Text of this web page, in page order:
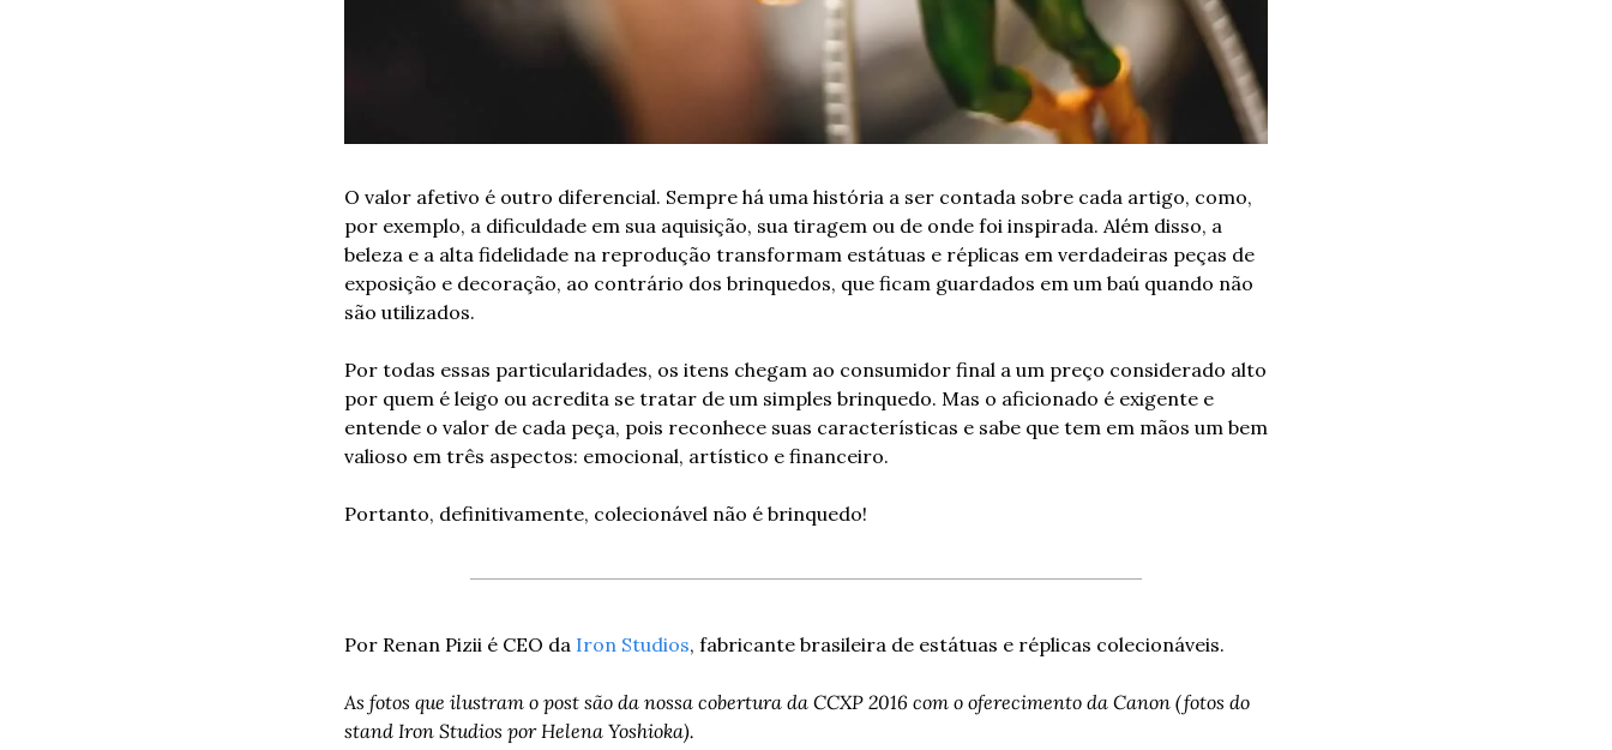
O valor afetivo é outro diferencial. Sempre há uma história a ser contada sobre cada artigo, como,
por exemplo, a dificuldade em sua aquisição, sua tiragem ou de onde foi inspirada. Além disso, a
beleza e a alta fidelidade na reprodução transformam estátuas e réplicas em verdadeiras peças de
exposição e decoração, ao contrário dos brinquedos, que ficam guardados em um baú quando não
são utilizados.
Por todas essas particularidades, os itens chegam ao consumidor final a um preço considerado alto
por quem é leigo ou acredita se tratar de um simples brinquedo. Mas o aficionado é exigente e
entende o valor de cada peça, pois reconhece suas características e sabe que tem em mãos um bem
valioso em três aspectos: emocional, artístico e financeiro.
Portanto, definitivamente, colecionável não é brinquedo!
Por Renan Pizii é CEO da Iron Studios, fabricante brasileira de estátuas e réplicas colecionáveis.
As fotos que ilustram o post são da nossa cobertura da CCXP 2016 com o oferecimento da Canon (fotos do
stand Iron Studios por Helena Yoshioka).